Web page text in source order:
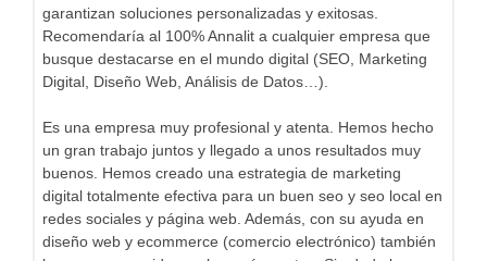
garantizan soluciones personalizadas y exitosas.
Recomendaría al 100% Annalit a cualquier empresa que
busque destacarse en el mundo digital (SEO, Marketing
Digital, Diseño Web, Análisis de Datos…).
Es una empresa muy profesional y atenta. Hemos hecho
un gran trabajo juntos y llegado a unos resultados muy
buenos. Hemos creado una estrategia de marketing
digital totalmente efectiva para un buen seo y seo local en
redes sociales y página web. Además, con su ayuda en
diseño web y ecommerce (comercio electrónico) también